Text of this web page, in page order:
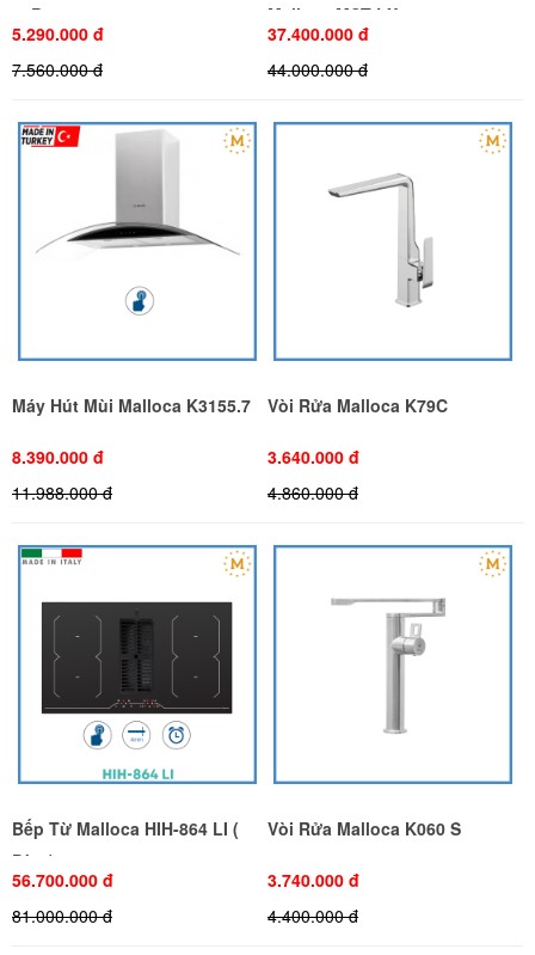
14B
5.290.000 đ
7.560.000 đ
Malloca MST-LX12
37.400.000 đ
44.000.000 đ
Máy Hút Mùi Malloca K3155.7
8.390.000 đ
11.988.000 đ
Vòi Rửa Malloca K79C
3.640.000 đ
4.860.000 đ
Bếp Từ Malloca HIH-864 LI (
Đèn )
56.700.000 đ
81.000.000 đ
Vòi Rửa Malloca K060 S
3.740.000 đ
4.400.000 đ